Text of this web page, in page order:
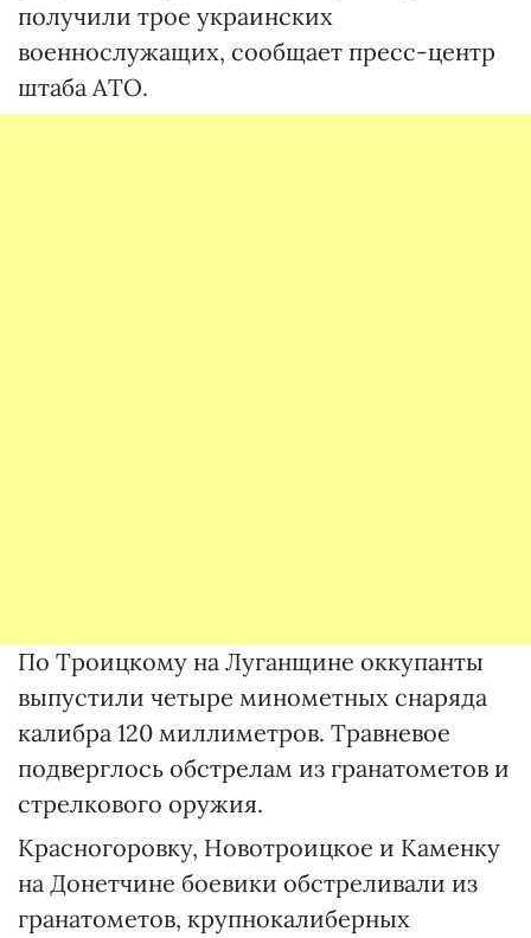
получили трое украинских
военнослужащих, сообщает пресс-центр
штаба АТО.
По Троицкому на Луганщине оккупанты
выпустили четыре минометных снаряда
калибра 120 миллиметров. Травневое
подверглось обстрелам из гранатометов и
стрелкового оружия.
Красногоровку, Новотроицкое и Каменку
на Донетчине боевики обстреливали из
гранатометов, крупнокалиберных